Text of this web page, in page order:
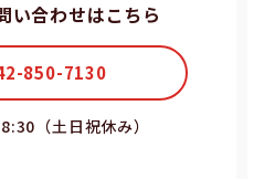
い合わせはこちら
850-7130
（⼟⽇祝休み）